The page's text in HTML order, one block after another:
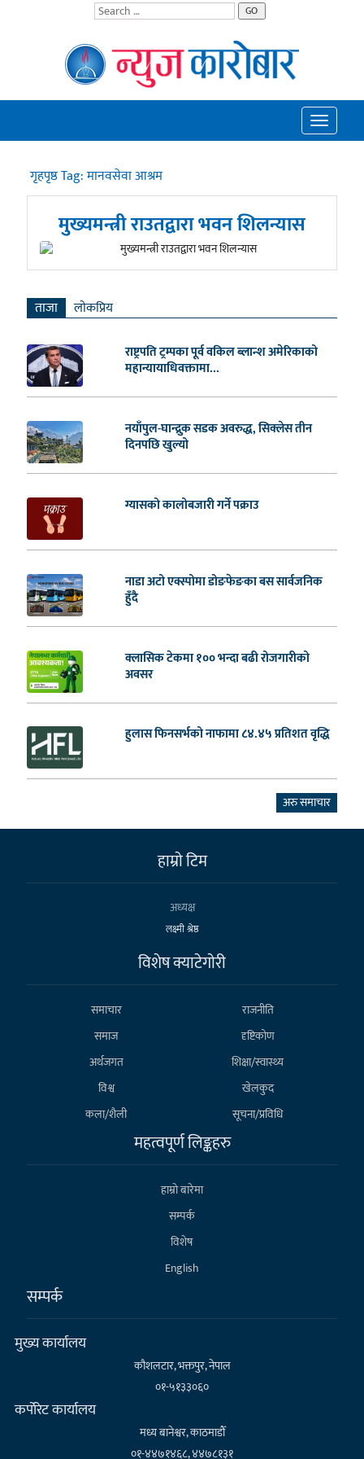
GO
Toggle
गृहपृष्ठTag:मानवसेवा आश्रम
मुख्यमन्त्री राउतद्वारा भवन शिलन्यास
ताजा लाेकप्रिय
राष्ट्रपति ट्रम्पका पूर्व वकिल ब्लान्श अमेरिकाको
महान्यायाधिवक्तामा...
नयाँपुल-घान्द्रुक सडक अवरुद्ध, सिक्लेस तीन
दिनपछि खुल्यो
ग्यासको कालोबजारी गर्ने पक्राउ
नाडा अटो एक्स्पोमा डोङफेङका बस सार्वजनिक
हुँदै
क्लासिक टेकमा १०० भन्दा बढी रोजगारीको
अवसर
हुलास फिनसर्भको नाफामा ८४.४५ प्रतिशत वृद्धि
अरु समाचार
हाम्राे टिम
अध्यक्ष
लक्ष्मी श्रेष्ठ
विशेष क्याटेगाेरी
समाचार
राजनीति
समाज
दृष्टिकोण
अर्थजगत
शिक्षा/स्वास्थ्य
विश्व
खेलकुद
कला/शैली
सूचना/प्रविधि
महत्वपूर्ण लिङ्कहरु
हाम्राे बारेमा
सम्पर्क
विशेष
English
सम्पर्क
मुख्य कार्यालय
कौशलटार, भक्तपुर, नेपाल
०१-५१३३०६०
कर्पाेरेट कार्यालय
मध्य बानेश्वर, काठमाडौँ
०१-४४७१४६८, ४४७८१३१